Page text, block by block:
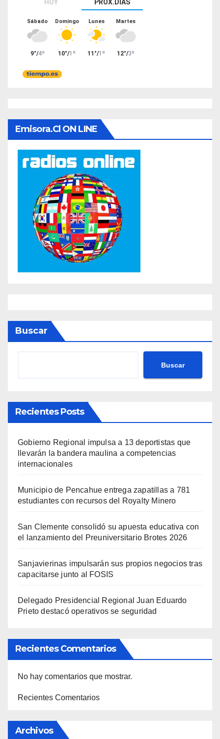
Emisora.cl ON LINE
Buscar
Buscar
Recientes Posts
Gobierno Regional impulsa a 13 deportistas que
llevarán la bandera maulina a competencias
internacionales
Municipio de Pencahue entrega zapatillas a 781
estudiantes con recursos del Royalty Minero
San Clemente consolidó su apuesta educativa con
el lanzamiento del Preuniversitario Brotes 2026
Sanjavierinas impulsarán sus propios negocios tras
capacitarse junto al FOSIS
Delegado Presidencial Regional Juan Eduardo
Prieto destacó operativos se seguridad
Recientes Comentarios
No hay comentarios que mostrar.
Recientes Comentarios
Archivos